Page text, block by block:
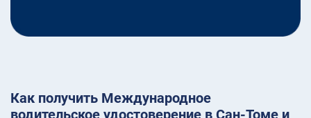
Как получить Международное